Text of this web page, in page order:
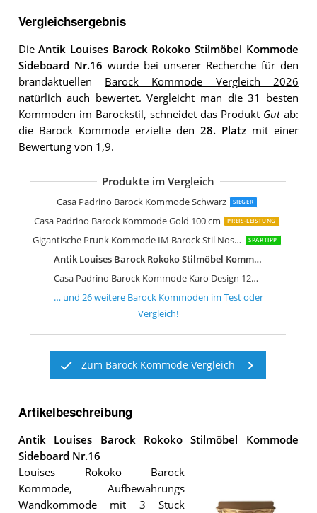
Vergleichsergebnis
DieAntik Louises Barock Rokoko Stilmöbel Kommode
Sideboard Nr.16 wurde bei unserer Recherche für den
brandaktuellen Barock Kommode Vergleich 2026
natürlich auch bewertet. Vergleicht man die 31 besten
Kommoden im Barockstil, schneidet das Produkt Gutab:
die Barock Kommode erzielte den 28. Platzmit einer
Bewertung von 1,9.
Produkte im Vergleich
Casa Padrino Barock Kommode Schwarz SIEGER
Casa Padrino Barock Kommode Gold 100 cm PREIS-LEISTUNG
Gigantische Prunk Kommode IM Barock Stil Nostalgie PUR Palazzo Exklusiv SPARTIPP
Antik Louises Barock Rokoko Stilmöbel Kommode Sideboard Nr.16
Casa Padrino Barock Kommode Karo Design 124 cm Antik Look
Casa Padrino Barock Kommode
Casa Padrino Barock Kommode Gold
Casa Padrino Barock Kommode in
Casa Padrino Barock Kommode
Casa Padrino Barock Kommode
Casa Padrino Barock Kommode
Casa Padrino Barock Kommode
Casa Padrino Barock Kommode Silber
Casa Padrino Barock Kommode Gold
Casa Padrino Barock Kommode Weiß
Casa Padrino Barock Kommode
Casa Padrino Barock Kommode Weiß
Casa Padrino Barock Kommoden
Casa Padrino Barock Kommode
Casa Padrino Barock Kommode Blau
Casa Padrino Barock Kommode
Casa Padrino Barock Kommode
… und 26weitere Barock Kommoden im Test oder
Vergleich!
Zum Barock Kommode Vergleich
Artikelbeschreibung
Antik Louises Barock Rokoko Stilmöbel Kommode
Sideboard Nr.16
Louises Rokoko Barock
Kommode, Aufbewahrungs
Wandkommode mit 3 Stück